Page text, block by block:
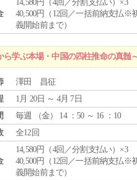
14,580円（4回／分割支払い）×3
40,500円（12回／一括前納支払※
義開始前まで）
学ぶ本場・中国の四柱推命の真髄
澤田 昌征
1月 20日 ～ 4月 7日
毎週 （金） 14 ：50 ～ 16 ：10
全12回
14,580円（4回／分割支払い）×3
40,500円（12回／一括前納支払※
義開始前まで）